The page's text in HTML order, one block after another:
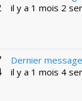
il y a 1 mois 2
Dernier message
il y a 1 mois 4